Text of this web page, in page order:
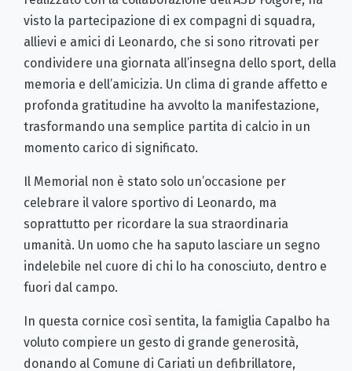
visto la partecipazione di ex compagni di squadra,
allievi e amici di Leonardo, che si sono ritrovati per
condividere una giornata all’insegna dello sport, della
memoria e dell’amicizia. Un clima di grande affetto e
profonda gratitudine ha avvolto la manifestazione,
trasformando una semplice partita di calcio in un
momento carico di significato.
Il Memorial non è stato solo un’occasione per
celebrare il valore sportivo di Leonardo, ma
soprattutto per ricordare la sua straordinaria
umanità. Un uomo che ha saputo lasciare un segno
indelebile nel cuore di chi lo ha conosciuto, dentro e
fuori dal campo.
In questa cornice così sentita, la famiglia Capalbo ha
voluto compiere un gesto di grande generosità,
donando al Comune di Cariati un defibrillatore,